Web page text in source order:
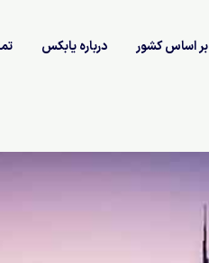
بر اساس کشور درباره یابکس